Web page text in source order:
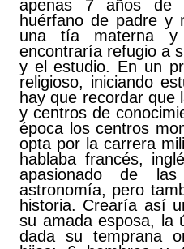
apenas 7 años de
huérfano de padre y
una tía materna y
encontraría refugio a
y el estudio. En un
religioso, iniciando
hay que recordar que
y centros de
época los centros
opta por la carrera
hablaba francés,
apasionado de
astronomía, pero
historia. Crearía así
su amada esposa, la
dada su temprana